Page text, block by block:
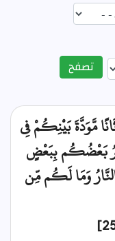
تصفح
مَّوَدَّةَ بَيْنِكُمْ فِي
بَعْضُكُم بِبَعْضٍ
وَمَا لَكُم مِّن